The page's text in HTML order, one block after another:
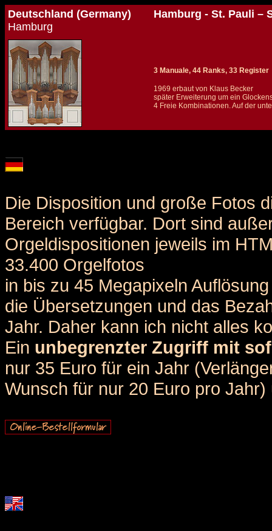
Deutschland (Germany)
Hamburg
Hamburg - St. Pauli –
3 Manuale, 44 Ranks, 33 Register
1969 erbaut von Klaus Becker
später Erweiterung um ein
4 Freie Kombinationen. Auf der
Die Disposition und große Fotos
Bereich verfügbar. Dort sind
Orgeldispositionen jeweils im
33.400 Orgelfotos
in bis zu 45 Megapixeln
die Übersetzungen und das
Jahr. Daher kann ich nicht alles
Ein unbegrenzter Zugriff mit
nur 35 Euro für ein Jahr
Wunsch für nur 20 Euro pro